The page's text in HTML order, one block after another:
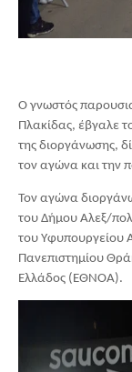
Ο γνωστός
Πλακίδας, έβγαλε
της διοργάνωσης,
τον αγώνα και την
Τον αγώνα
του Δήμου Αλεξ/
του Υφυπουργείου
Πανεπιστημίου
Ελλάδος (ΕΘΝΟΑ).